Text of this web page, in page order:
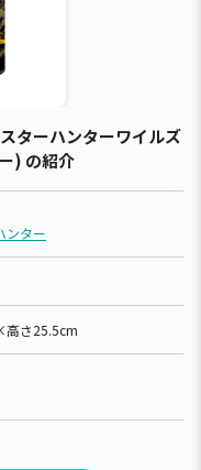
ターハンターワイルズ
) の紹介
ンター
さ25.5cm